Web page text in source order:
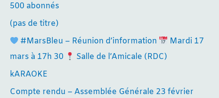
500 abonnés
(pas de titre)
#MarsBleu – Réunion d’information
Mardi 17
mars à 17h 30
Salle de l’Amicale (RDC)
kARAOKE
Compte rendu – Assemblée Générale 23 février